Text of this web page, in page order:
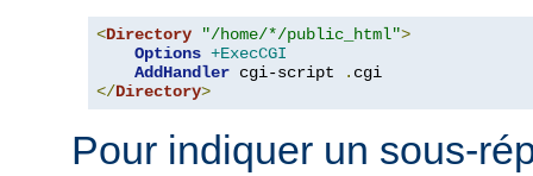
<Directory "/home/*/public_html">
Options +ExecCGI
AddHandler cgi-script .
</Directory>
Pour indiquer un sous-